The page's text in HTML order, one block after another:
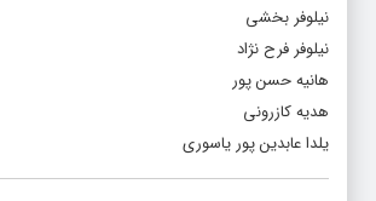
نیلوفر بخشی
نیلوفر فرح نژاد
هانیه حسن پور
هدیه کازرونی
یلدا عابدین پور یاسوری